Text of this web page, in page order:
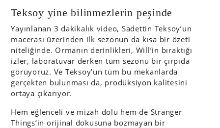
Teksoy yine bilinmezlerin peşinde
Yayınlanan 3 dakikalık video, Sadettin Teksoy’un
macerası üzerinden ilk sezonun da kısa bir özeti
niteliğinde. Ormanın derinlikleri, Will’in bıraktığı
izler, laboratuvar derken tüm sezonu bir çırpıda
görüyoruz. Ve Teksoy’un tüm bu mekanlarda
gerçekten bulunması da, prodüksiyon kalitesini
ortaya çıkarıyor.
Hem eğlenceli ve mizah dolu hem de Stranger
Things’in orijinal dokusuna bozmayan bir